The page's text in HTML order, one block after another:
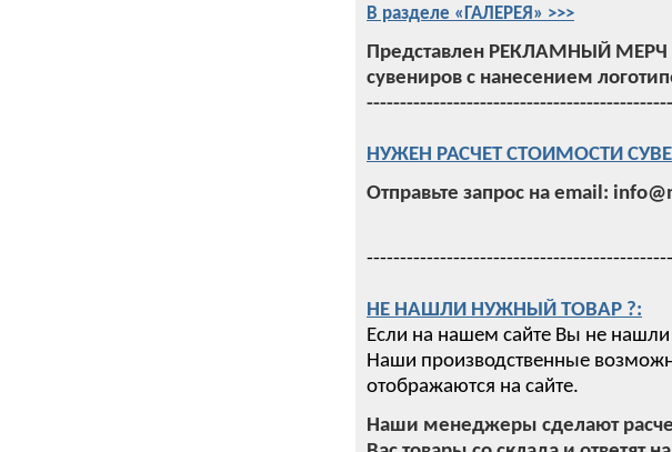
В разделе «ГАЛЕРЕЯ» >>>
Представлен РЕКЛАМНЫЙ МЕРЧ
сувениров с нанесением
НУЖЕН РАСЧЕТ СТОИМОСТИ
Отправьте запрос на email:
НЕ НАШЛИ НУЖНЫЙ ТОВАР ?:
Если на нашем сайте Вы не
Наши производственные
отображаются на сайте.
Наши менеджеры сделают